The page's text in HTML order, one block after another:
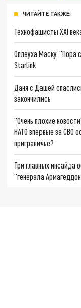
ЧИТАЙТЕ ТАКЖЕ:
Технофашисты XXI
Оплеуха Маску. "Пора
Starlink
Даня с Дашей
закончились
"Очень плохие
НАТО впервые за СВО
приграничье?
Три главных инсайда
"генерала